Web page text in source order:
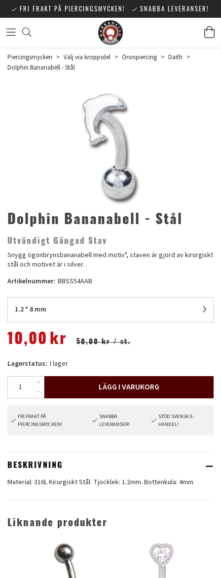
FRI FRAKT PÅ PIERCINGSMYCKEN! SNABBA LEVERANSER!
Piercingsmycken > Välj via kroppsdel > Öronpiercing > Daith >
Dolphin Bananabell - Stål
Dolphin Bananabell - Stål
Utvändigt Gängad Stav
Snygg ögonbrynsbananabell med motiv", staven är gjord av kirurgiskt
stål och motivet är i silver.
Artikelnummer: BBSS54AAB
1.2 * 8 mm
10,00 kr 50,00 kr/ st.
Lagerstatus: I lager
LÄGG I VARUKORG
FRI FRAKT PÅ
PIERCINGSMYCKEN!
SNABBA
LEVERANSER!
STÖD SVENSK E-
HANDEL!
BESKRIVNING
Material: 316L Kirurgiskt Stål. Tjocklek: 1.2mm. Bottenkula: 4mm
Liknande produkter